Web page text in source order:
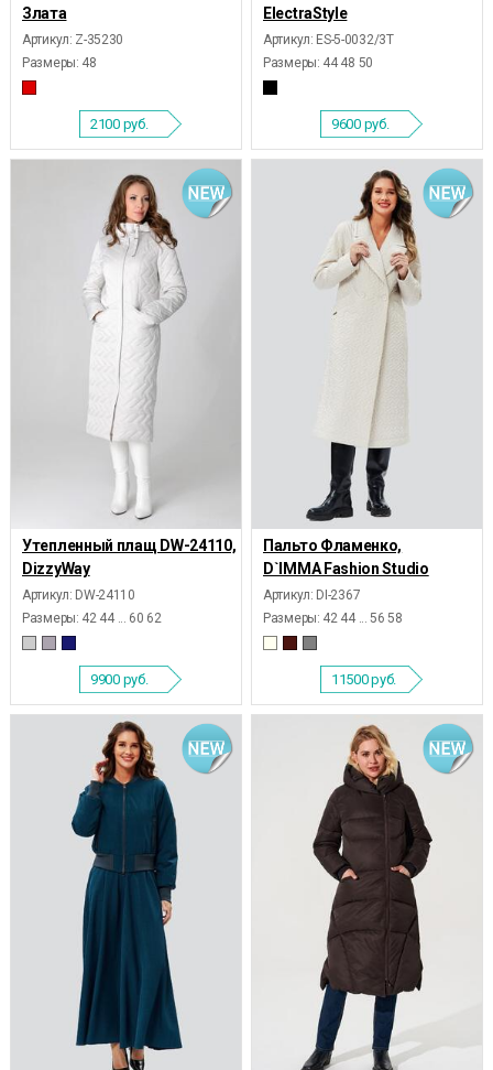
Злата
Артикул: Z-35230
Размеры: 48
2100 руб.
ElectraStyle
Артикул: ES-5-0032/3Т
Размеры: 44 48 50
9600 руб.
Утепленный плащ DW-24110,
DizzyWay
Артикул: DW-24110
Размеры: 42 44 ... 60 62
9900 руб.
Пальто Фламенко,
D`IMMA Fashion Studio
Артикул: DI-2367
Размеры: 42 44 ... 56 58
11500руб.